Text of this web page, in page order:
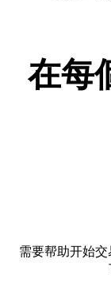
在每
需要帮助开始交